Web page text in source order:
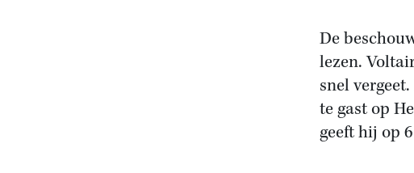
De
lezen.
snel
te gast op
geeft hij op